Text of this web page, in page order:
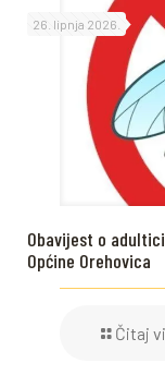
26. lipnja 2026.
Obavijest o
Općine Orehovica
Čitaj